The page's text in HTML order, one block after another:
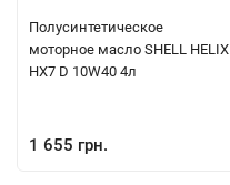
Полуcинтетическое
моторное масло SHELL HELIX
HX7 D 10W40 4л
1 655 грн.